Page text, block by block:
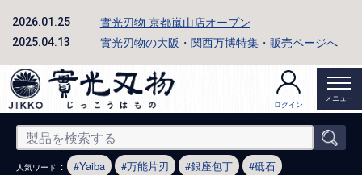
2026.01.25 實光刃物 京都嵐山店オープン
2025.04.13 實光刃物の大阪・関西万博特集・販売ページへ
ログイン
メニュー
人気ワード ： Yaiba 万能片刃 銀座包丁 砥石